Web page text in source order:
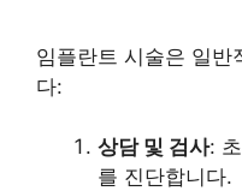
임플란트 시술은 일반
다:
상담 및 검사:
를 진단합니다.